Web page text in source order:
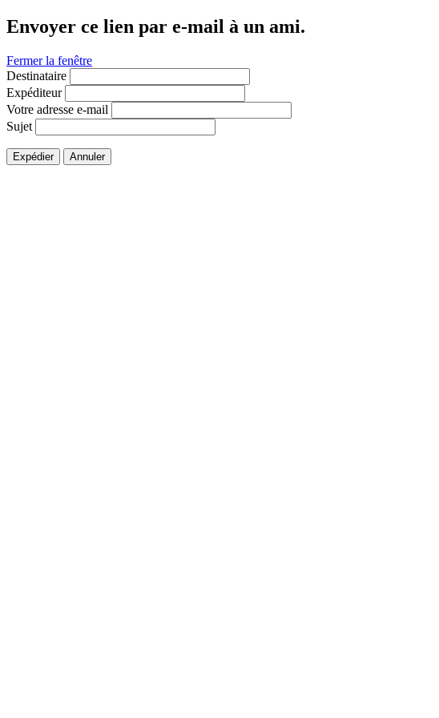
Envoyer ce lien par e-mail à un ami.
Fermer la fenêtre
Destinataire
Expéditeur
Votre adresse e-mail
Sujet
Expédier Annuler